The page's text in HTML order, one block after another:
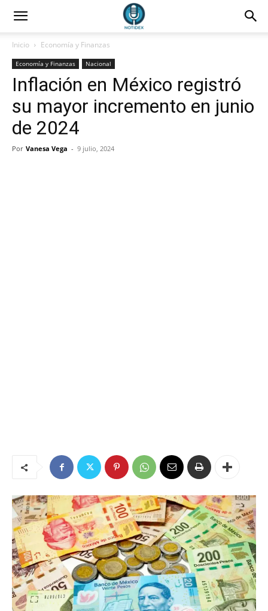
Inicio Economía y Finanzas
Economía y Finanzas Nacional
Inflación en México registró
su mayor incremento en junio
de 2024
Por Vanesa Vega - 9 julio, 2024